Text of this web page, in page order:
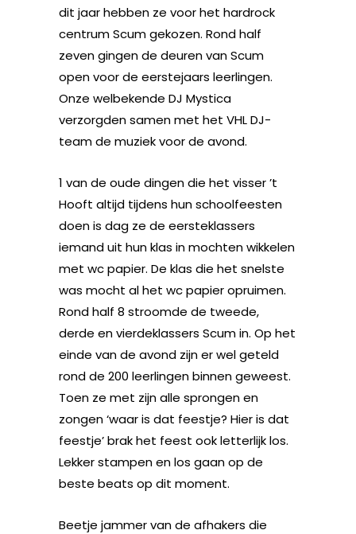
dit jaar hebben ze voor het hardrock
centrum Scum gekozen. Rond half
zeven gingen de deuren van Scum
open voor de eerstejaars leerlingen.
Onze welbekende DJ Mystica
verzorgden samen met het VHL DJ-
team de muziek voor de avond.
1 van de oude dingen die het visser ’t
Hooft altijd tijdens hun schoolfeesten
doen is dag ze de eersteklassers
iemand uit hun klas in mochten wikkelen
met wc papier. De klas die het snelste
was mocht al het wc papier opruimen.
Rond half 8 stroomde de tweede,
derde en vierdeklassers Scum in. Op het
einde van de avond zijn er wel geteld
rond de 200 leerlingen binnen geweest.
Toen ze met zijn alle sprongen en
zongen ‘waar is dat feestje? Hier is dat
feestje’ brak het feest ook letterlijk los.
Lekker stampen en los gaan op de
beste beats op dit moment.
Beetje jammer van de afhakers die